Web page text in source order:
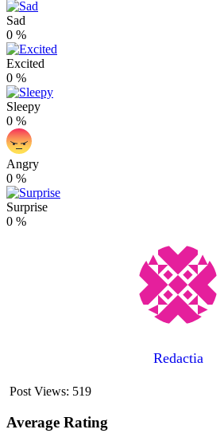
Sad
0 %
Excited
0 %
Sleepy
0 %
Angry
0 %
Surprise
0 %
Redactia
Post Views: 519
Average Rating